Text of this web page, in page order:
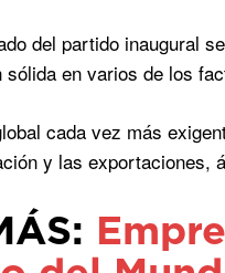
del partido inaugural
sólida en varios de los
cada vez más
y las exportaciones,